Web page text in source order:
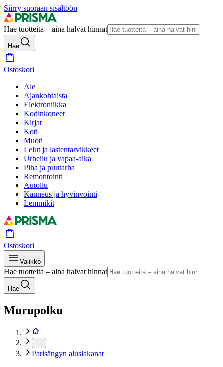
Siirry suoraan sisältöön
Hae tuotteita – aina halvat hinnat
Hae
Ostoskori
Ale
Ajankohtaista
Elektroniikka
Kodinkoneet
Kirjat
Koti
Muoti
Lelut ja lastentarvikkeet
Urheilu ja vapaa-aika
Piha ja puutarha
Remontointi
Autoilu
Kauneus ja hyvinvointi
Lemmikit
Ostoskori
Valikko
Hae tuotteita – aina halvat hinnat
Hae
Murupolku
Parisängyn aluslakanat